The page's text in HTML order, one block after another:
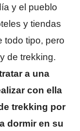
y el pueblo
y tiendas
todo tipo, pero
de trekking.
a una
con ella
trekking por
dormir en su